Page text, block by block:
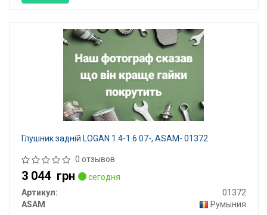
Глушник задній LOGAN 1.4-1.6 07-, ASAM- 01372
0 отзывов
3 044 грн
сегодня
Артикул:
01372
ASAM
Румыния